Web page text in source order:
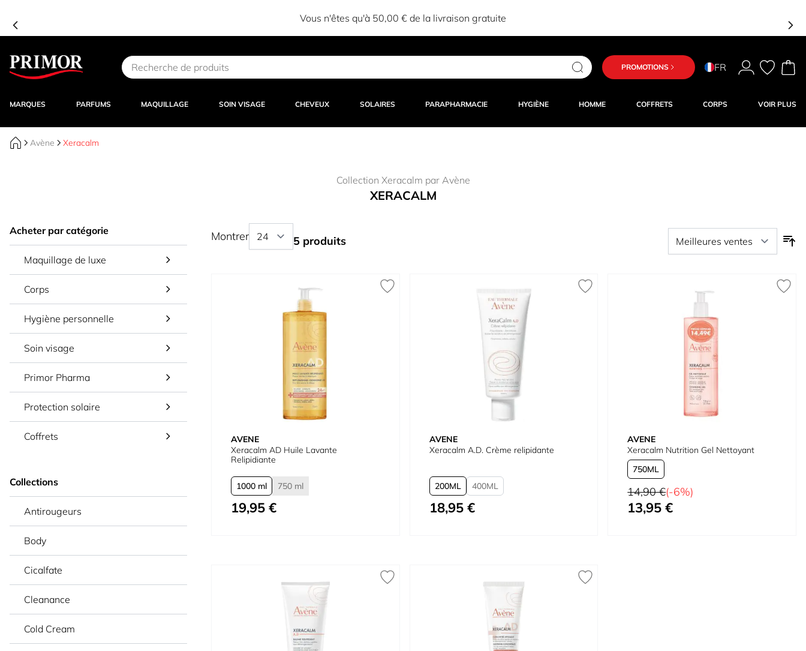
Vous n'êtes qu'à 50,00 € de la livraison gratuite
Aller au contenu
PROMOTIONS FR
MARQUES PARFUMS MAQUILLAGE SOIN VISAGE CHEVEUX SOLAIRES PARAPHARMACIE HYGIÈNE HOMME COFFRETS CORPS VOIR PLUS
Avène Xeracalm
Collection Xeracalm par Avène
XERACALM
Acheter par catégorie
Maquillage de luxe
Corps
Hygiène personnelle
Soin visage
Primor Pharma
Protection solaire
Coffrets
Collections
Antirougeurs
Body
Cicalfate
Cleanance
Cold Cream
Montrer 5 produits
AVENE
Xeracalm AD Huile Lavante
Relipidiante
1000 ml 750 ml
À partir de
19,95 €
AVENE
Xeracalm A.D. Crème relipidante
200 400
À partir de
18,95 €
AVENE
Xeracalm Nutrition Gel Nettoyant
750
Prix normal
14,90 €(-6%)
À partir de
13,95 €